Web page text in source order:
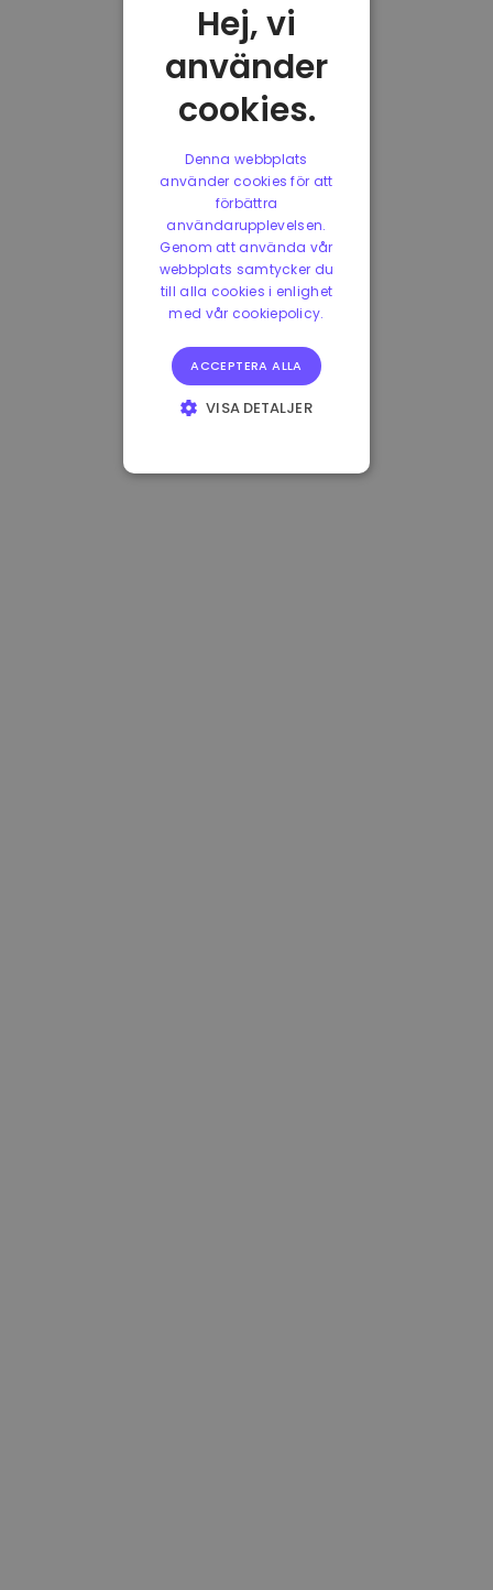
Hej, vi
använder
cookies.
Denna webbplats
använder cookies för att
förbättra
användarupplevelsen.
Genom att använda vår
webbplats samtycker du
till alla cookies i enlighet
med vår cookiepolicy.
ACCEPTERA ALLA
VISA DETALJER